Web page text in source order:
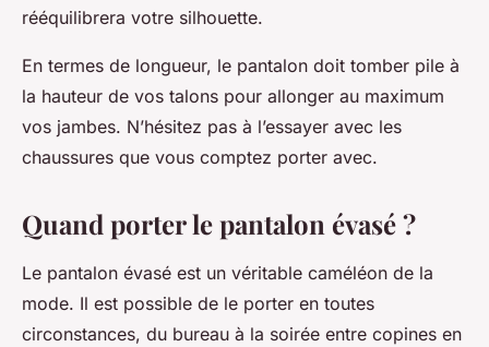
rééquilibrera votre silhouette.
En termes de longueur, le pantalon doit tomber pile à
la hauteur de vos talons pour allonger au maximum
vos jambes. N’hésitez pas à l’essayer avec les
chaussures que vous comptez porter avec.
Quand porter le pantalon évasé ?
Le pantalon évasé est un véritable caméléon de la
mode. Il est possible de le porter en toutes
circonstances, du bureau à la soirée entre copines en